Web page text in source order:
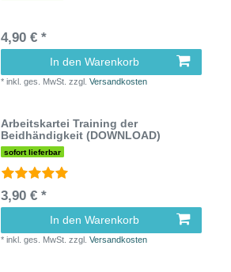
4,90 € *
In den Warenkorb
*inkl. ges. MwSt. zzgl.Versandkosten
Arbeitskartei Training der
Beidhändigkeit (DOWNLOAD)
sofort lieferbar
3,90 € *
In den Warenkorb
*inkl. ges. MwSt. zzgl.Versandkosten